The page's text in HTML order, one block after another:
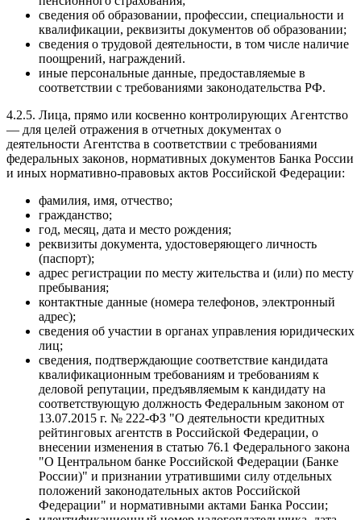
сведения об образовании, профессии, специальности и
квалификации, реквизиты документов об образовании;
сведения о трудовой деятельности, в том числе наличие
поощрений, награждений.
иные персональные данные, предоставляемые в
соответствии с требованиями законодательства РФ.
4.2.5. Лица, прямо или косвенно контролирующих Агентство
— для целей отражения в отчетных документах о
деятельности Агентства в соответствии с требованиями
федеральных законов, нормативных документов Банка России
и иных нормативно-правовых актов Российской Федерации:
фамилия, имя, отчество;
гражданство;
год, месяц, дата и место рождения;
реквизиты документа, удостоверяющего личность
(паспорт);
адрес регистрации по месту жительства и (или) по месту
пребывания;
контактные данные (номера телефонов, электронный
адрес);
сведения об участии в органах управления юридических
лиц;
сведения, подтверждающие соответствие кандидата
квалификационным требованиям и требованиям к
деловой репутации, предъявляемым к кандидату на
соответствующую должность Федеральным законом от
13.07.2015 г. № 222-ФЗ "О деятельности кредитных
рейтинговых агентств в Российской Федерации, о
внесении изменения в статью 76.1 Федерального закона
"О Центральном банке Российской Федерации (Банке
России)" и признании утратившими силу отдельных
положений законодательных актов Российской
Федерации" и нормативными актами Банка России;